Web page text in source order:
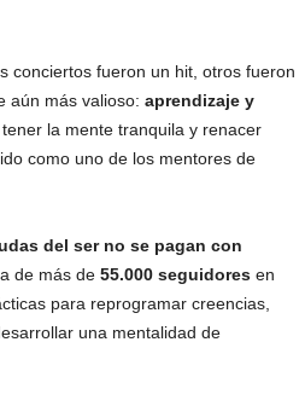
conciertos fueron un hit, otros fueron
aún más valioso: aprendizaje y
la mente tranquila y renacer
como uno de los mentores de
del ser no se pagan con
de más de 55.000 seguidoresen
para reprogramar creencias,
una mentalidad de